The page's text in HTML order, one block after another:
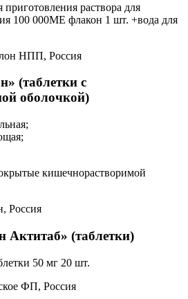
раствора для
100 000МЕ флакон 1 шт. +вода для
НПП, Россия
(таблетки с
оболочкой)
кишечнорастворимой
Россия
(таблетки)
50 мг 20 шт.
ФП, Россия